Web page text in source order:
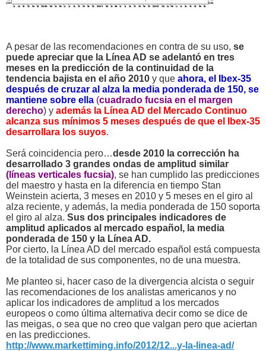
A pesar de las recomendaciones en contra de su uso, se
puede apreciar que la Línea AD se adelantó en tres
meses en la predicción de la continuidad de la
tendencia bajista en el año 2010 y que ahora, el Ibex-35
después de cruzar al alza la media ponderada de 150, se
mantiene sobre ella (cuadrado fucsia en el margen
derecho) y además la Línea AD del Mercado Continuo
alcanza sus mínimos 5 meses después de que el Ibex-35
desarrollara los suyos.
Será coincidencia pero…desde 2010 la corrección ha
desarrollado 3 grandes ondas de amplitud similar
(líneas verticales fucsia), se han cumplido las predicciones
del maestro y hasta en la diferencia en tiempo Stan
Weinstein acierta, 3 meses en 2010 y 5 meses en el giro al
alza reciente, y además, la media ponderada de 150 soporta
el giro al alza. Sus dos principales indicadores de
amplitud aplicados al mercado español, la media
ponderada de 150 y la Línea AD.
Por cierto, la Línea AD del mercado español está compuesta
de la totalidad de sus componentes, no de una muestra.
Me planteo si, hacer caso de la divergencia alcista o seguir
las recomendaciones de los analistas americanos y no
aplicar los indicadores de amplitud a los mercados
europeos o como última alternativa decir como se dice de
las meigas, o sea que no creo que valgan pero que aciertan
en las predicciones.
http://www.markettiming.info/2012/12...y-la-linea-ad/